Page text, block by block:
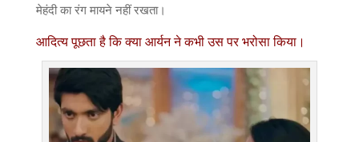
मेहंदी का रंग मायने नहीं रखता।
आदित्य पूछता है कि क्या आर्यन ने कभी उस पर भरोसा किया।